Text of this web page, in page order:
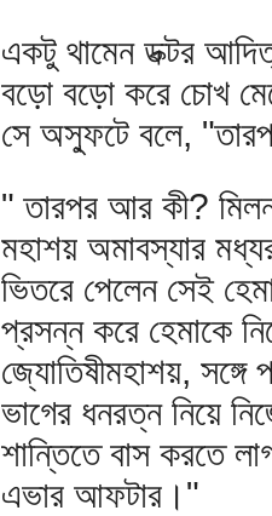
একটু থামেন ডক্টর
বড়ো বড়ো করে চোখ
সে অস্ফুটে বলে,
" তারপর আর কী?
মহাশয় অমাবস্যার
ভিতরে পেলেন সেই
প্রসন্ন করে হেমাকে
জ্যোতিষীমহাশয়,
ভাগের ধনরত্ন নিয়ে
শান্তিতে বাস করতে
এভার আফটার।"